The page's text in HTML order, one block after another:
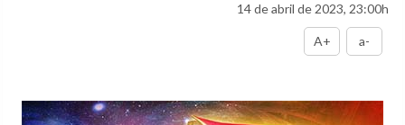
14 de abril de 2023, 23:00h
A+ a-